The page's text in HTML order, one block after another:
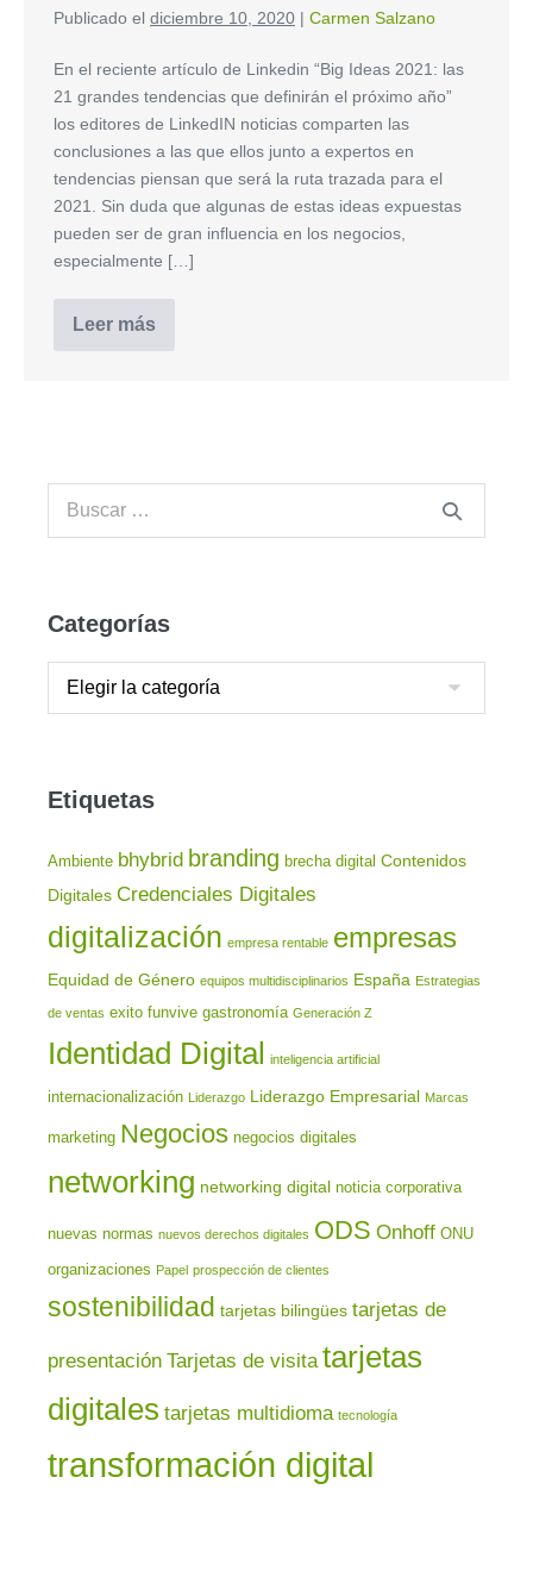
Publicado el diciembre 10, 2020 | Carmen Salzano
En el reciente artículo de Linkedin “Big Ideas 2021: las
21 grandes tendencias que definirán el próximo año”
los editores de LinkedIN noticias comparten las
conclusiones a las que ellos junto a expertos en
tendencias piensan que será la ruta trazada para el
2021. Sin duda que algunas de estas ideas expuestas
pueden ser de gran influencia en los negocios,
especialmente […]
Leer más
Categorías
Etiquetas
Ambiente bhybrid branding brecha digital Contenidos
Digitales Credenciales Digitales
digitalización empresa rentable empresas
Equidad de Género equipos multidisciplinarios España Estrategias
de ventas exito funvive gastronomía Generación Z
Identidad Digital inteligencia artificial
internacionalización Liderazgo Liderazgo Empresarial Marcas
marketing Negocios negocios digitales
networking networking digital noticia corporativa
nuevas normas nuevos derechos digitales ODS Onhoff ONU
organizaciones Papel prospección de clientes
sostenibilidad tarjetas bilingües tarjetas de
presentación Tarjetas de visita tarjetas
digitales tarjetas multidioma tecnología
transformación digital